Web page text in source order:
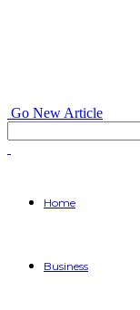
Go New Article
Home
Business